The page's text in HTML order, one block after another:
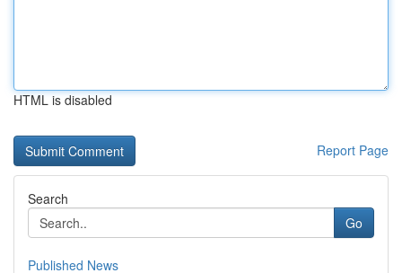
HTML is disabled
Report Page
Search
Go
Published News